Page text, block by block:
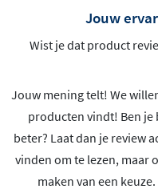
Jouw
Wist je dat product
Jouw mening telt! We
producten vindt! Ben je
beter? Laat dan je review
vinden om te lezen, maar
maken van een